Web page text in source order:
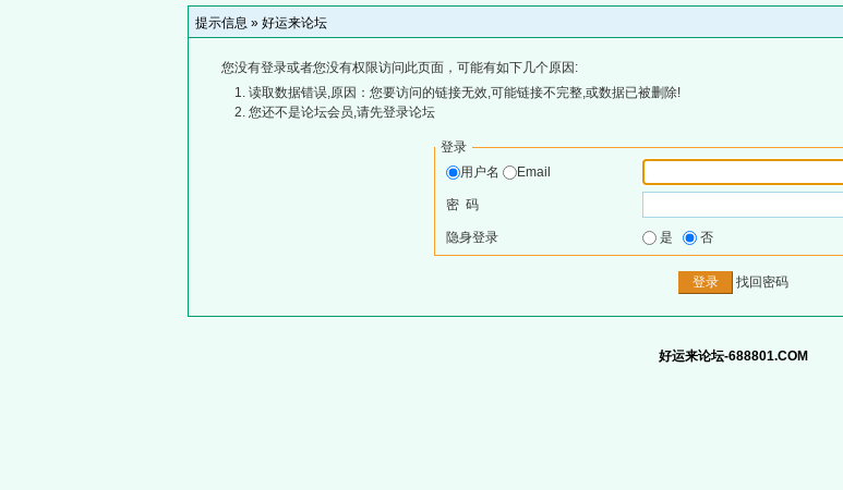
提示信息 » 好运来论坛
您没有登录或者您没有权限访问此页面，可能有如下几个原因:
读取数据错误,原因：您要访问的链接无效,可能链接不完整,或数据已被删除!
您还不是论坛会员,请先登录论坛
登录
用户名
Email
密 码
隐身登录 是 否
找回密码
好运来论坛-688801.COM